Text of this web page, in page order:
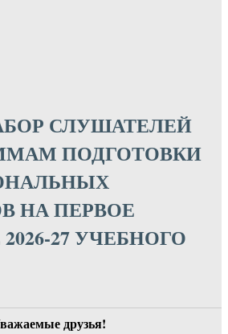
СЛУШАТЕЛЕЙ
ПОДГОТОВКИ
НА ПЕРВОЕ
27 УЧЕБНОГО
друзья!